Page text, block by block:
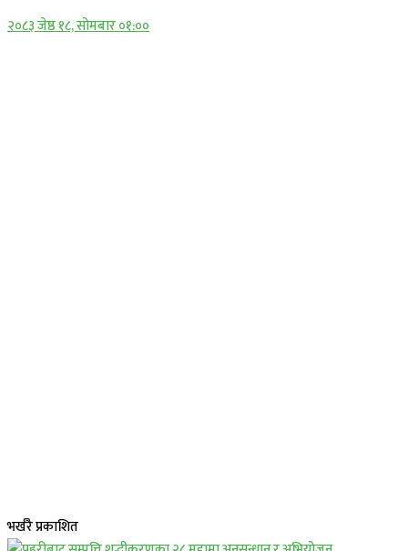
२०८३ जेष्ठ १८, सोमबार ०१:००
भर्खरै प्रकाशित